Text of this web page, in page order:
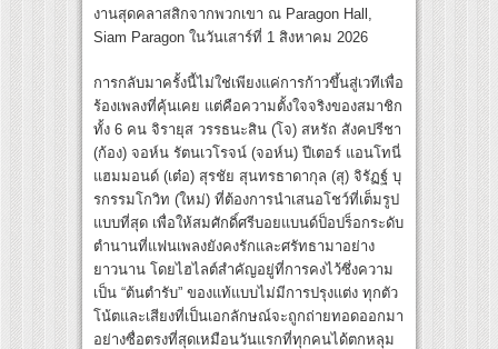
งานสุดคลาสสิกจากพวกเขา ณ Paragon Hall,
Siam Paragon ในวันเสาร์ที่ 1 สิงหาคม 2026
การกลับมาครั้งนี้ไม่ใช่เพียงแค่การก้าวขึ้นสู่เวทีเพื่อ
ร้องเพลงที่คุ้นเคย แต่คือความตั้งใจจริงของสมาชิก
ทั้ง 6 คน จิรายุส วรรธนะสิน (โจ) สหรัถ สังคปรีชา
(ก้อง) จอห์น รัตนเวโรจน์ (จอห์น) ปีเตอร์ แอนโทนี่
แฮมมอนด์ (เต๋อ) สุรชัย สุนทรธาดากุล (สุ) จิรัฏฐ์ บุ
รกรรมโกวิท (ใหม่) ที่ต้องการนำเสนอโชว์ที่เต็มรูป
แบบที่สุด เพื่อให้สมศักดิ์ศรีบอยแบนด์ป็อปร็อกระดับ
ตำนานที่แฟนเพลงยังคงรักและศรัทธามาอย่าง
ยาวนาน โดยไฮไลต์สำคัญอยู่ที่การคงไว้ซึ่งความ
เป็น “ต้นตำรับ” ของแท้แบบไม่มีการปรุงแต่ง ทุกตัว
โน้ตและเสียงที่เป็นเอกลักษณ์จะถูกถ่ายทอดออกมา
อย่างซื่อตรงที่สุดเหมือนวันแรกที่ทุกคนได้ตกหลุม